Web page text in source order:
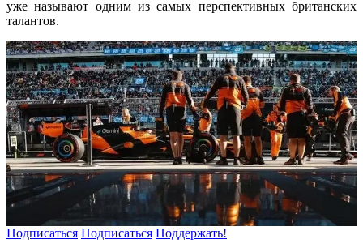
уже называют одним из самых перспективных британских
талантов.
Подписаться Подписаться Поддержать!